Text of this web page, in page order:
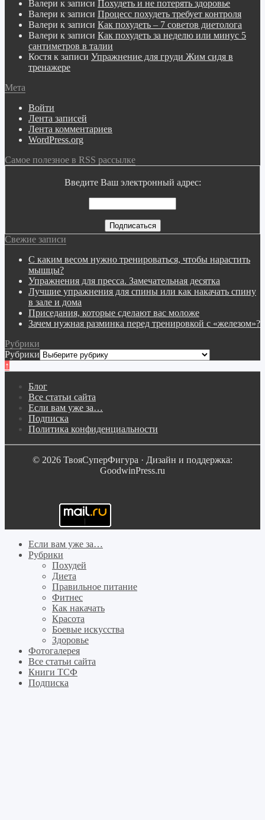
Валери к записи Похудеть и не потерять здоровье
Валери к записи Процесс похудеть требует контроля
Валери к записи Как похудеть – 7 советов диетолога
Валери к записи Как похудеть за неделю или минус 5
сантиметров в талии
Костя к записи Упражнение для груди Жим сидя в
тренажере
Мета
Войти
Лента записей
Лента комментариев
WordPress.org
Самое полезное в RSS рассылке
Введите Ваш электронный адрес:
Свежие записи
С каким весом нужно тренироваться, чтобы нарастить
мышцы?
Упражнения для пресса. Замечательная десятка
Лучшие упражнения для спины или как накачать спину
в зале и дома
Приседания, которые сделают вас моложе
Зачем нужная разминка перед тренировкой с «железом»?
Рубрики
Рубрики
↑
Блог
Все статьи сайта
Если вам уже за…
Подписка
Политика конфиденциальности
© 2026 ТвояСуперФигура · Дизайн и поддержка:
GoodwinPress.ru
Если вам уже за…
Рубрики
Похудей
Диета
Правильное питание
Фитнес
Как накачать
Красота
Боевые искусства
Здоровье
Фотогалерея
Все статьи сайта
Книги ТСФ
Подписка